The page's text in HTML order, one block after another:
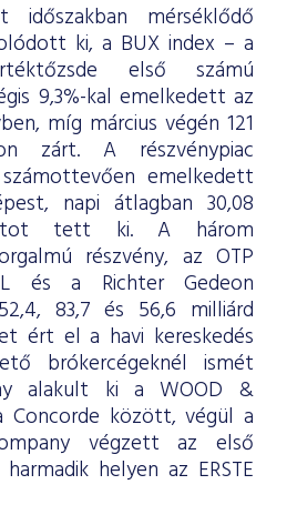
mérséklődő
ki, a BUX index – a
első számú
9,3%-kal emelkedett az
míg március végén 121
zárt. A részvénypiac
emelkedett
napi átlagban 30,08
tett ki. A három
részvény, az OTP
és a Richter Gedeon
83,7 és 56,6 milliárd
ért el a havi kereskedés
brókercégeknél ismét
alakult ki a WOOD &
Concorde között, végül a
végzett az első
helyen az ERSTE